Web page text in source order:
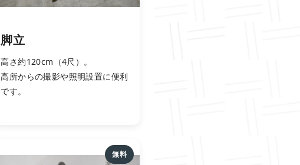
脚立
高さ約120cm（4尺）。
高所からの撮影や照明設置に便利
です。
無料